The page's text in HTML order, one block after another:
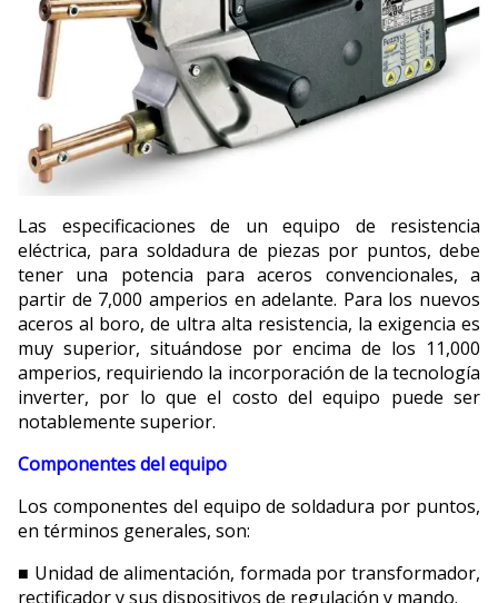
Las especificaciones de un equipo de resistencia
eléctrica, para soldadura de piezas por puntos, debe
tener una potencia para aceros convencionales, a
partir de 7,000 amperios en adelante. Para los nuevos
aceros al boro, de ultra alta resistencia, la exigencia es
muy superior, situándose por encima de los 11,000
amperios, requiriendo la incorporación de la tecnología
inverter, por lo que el costo del equipo puede ser
notablemente superior.
Componentes del equipo
Los componentes del equipo de soldadura por puntos,
en términos generales, son:
■ Unidad de alimentación, formada por transformador,
rectificador y sus dispositivos de regulación y mando.